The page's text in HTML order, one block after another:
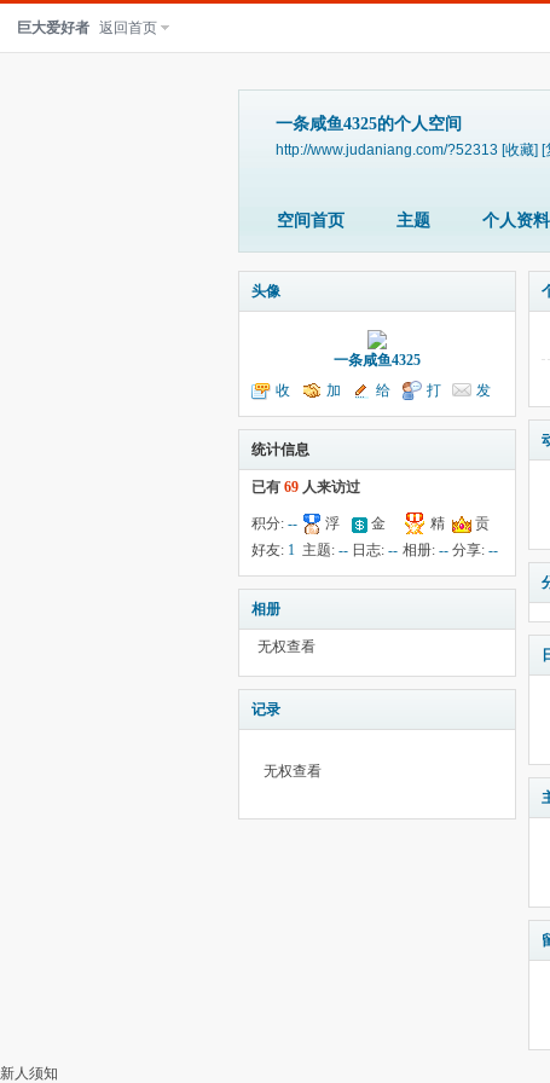
巨大爱好者 返回首页
一条咸鱼4325的个人空间
http://www.judaniang.com/?52313 [收藏] [
空间首页 主题 个人资料
头像
一条咸鱼4325
收
听TA
加
为好友
给
我留言
打
个招呼
发
送消息
统计信息
已有 69 人来访过
积分: --
浮
云:
金
钱:6
精
华:--
贡
献:--
好友: 1 主题: -- 日志:-- 相册: -- 分享:--
相册
无权查看
记录
无权查看
新人须知